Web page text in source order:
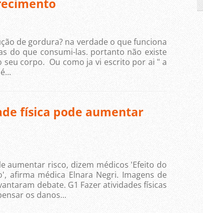
de gordura? na verdade o que funciona
do que consumi-las. portanto não existe
corpo. Ou como ja vi escrito por ai " a
física pode aumentar
aumentar risco, dizem médicos 'Efeito do
afirma médica Elnara Negri. Imagens de
debate. G1 Fazer atividades físicas
os danos...